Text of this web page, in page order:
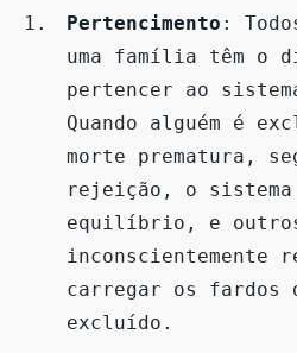
Pertencimento :
uma família têm o
pertencer ao
Quando alguém é
morte prematura,
rejeição, o sistema
equilíbrio, e outros
inconscientemente
carregar os fardos
excluído.